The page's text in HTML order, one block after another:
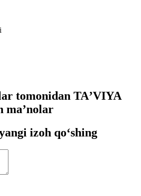
tomonidan TAʼVIYA
ma’nolar
izoh qo‘shing